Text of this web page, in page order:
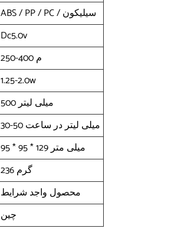
ABS / PP / PC / سیلیکون
Dc5.0v
250-400 م
1.25-2.0w
500 میلی لیتر
30-50 میلی لیتر در ساعت
95 * 95 * 129 میلی متر
236 گرم
محصول واجد شرایط
چین